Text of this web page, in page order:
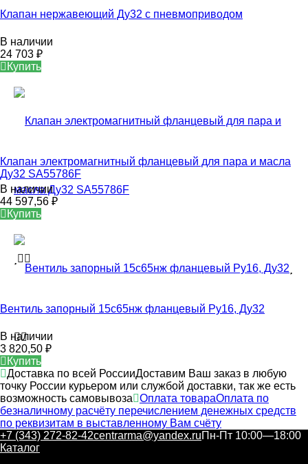
Клапан нержавеющий Ду32 с пневмоприводом
В наличии
24 703 ₽
Купить
Клапан электромагнитный фланцевый для пара и масла
Ду32 SA55786F
В наличии
44 597,56 ₽
Купить
Вентиль запорный 15с65нж фланцевый Ру16, Ду32
В наличии
3 820,50 ₽
Купить
Доставка по всей РоссииДоставим Ваш заказ в любую
точку России курьером или службой доставки, так же есть
возможность самовывоза
Оплата товараОплата по
безналичному расчёту перечислением денежных средств
по реквизитам в выставленному Вам счёту
+7 (343) 272-82-42centrarma@yandex.ruПн-Пт 10:00—18:00
Каталог